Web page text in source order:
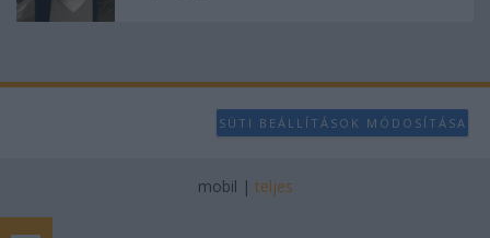
SÜTI BEÁLLÍTÁSOK MÓDOSÍTÁSA
mobil | teljes